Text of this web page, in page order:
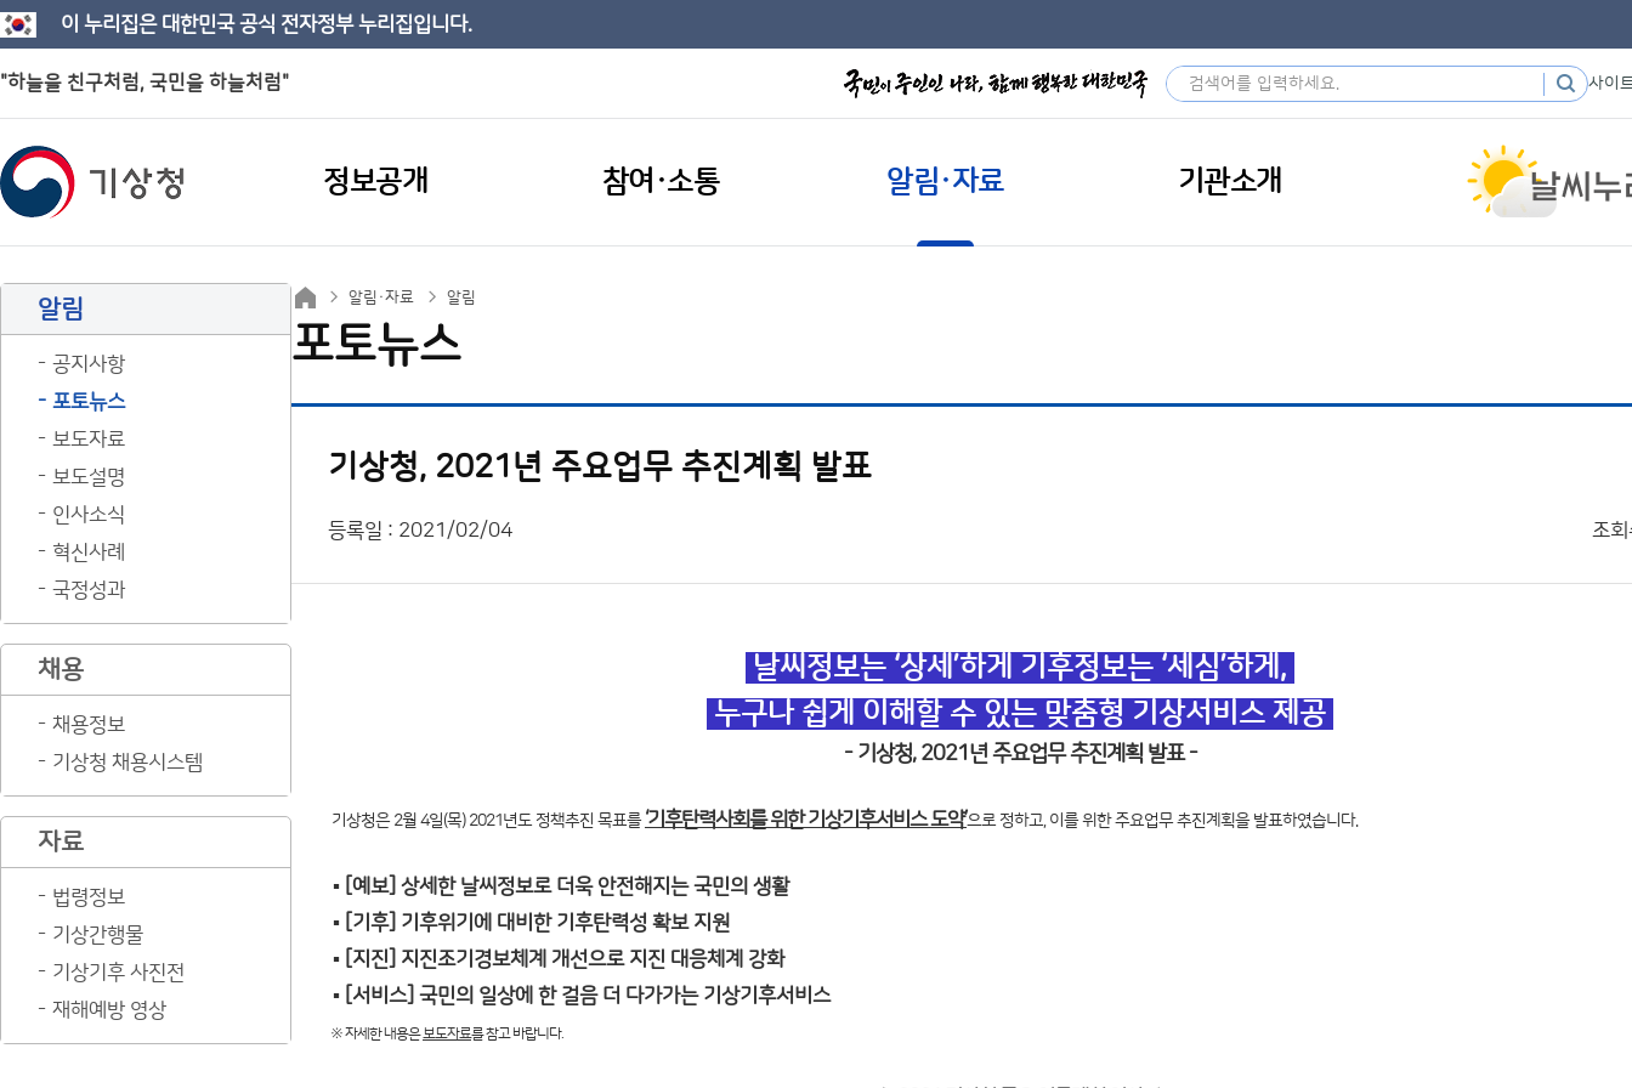
이 누리집은 대한민국 공식 전자정부 누리집입니다.
"하늘을 친구처럼, 국민을 하늘처럼" 사이
정보공개 참여·소통 알림·자료 기관소개
알림
공지사항
포토뉴스
보도자료
보도설명
인사소식
혁신사례
국정성과
채용
채용정보
기상청 채용시스템
자료
법령정보
기상간행물
기상기후 사진전
재해예방 영상
알림·자료 알림
포토뉴스
기상청, 2021년 주요업무 추진계획 발표
등록일 : 2021/02/04 조회
날씨정보는 ‘상세’하게 기후정보는 ‘세심’하게,
누구나 쉽게 이해할 수 있는 맞춤형 기상서비스 제공
- 기상청, 2021년 주요업무 추진계획 발표 -
기상청은 2월 4일(목) 2021년도 정책추진 목표를‘기후탄력사회를 위한 기상기후서비스 도약’으로 정하고, 이를 위한 주요업무 추진계획을 발표하였습니다.
▪ [예보] 상세한 날씨정보로 더욱 안전해지는 국민의 생활
▪
[기후] 기후위기에 대비한 기후탄력성 확보 지원
▪
[지진] 지진조기경보체계 개선으로 지진 대응체계 강화
▪
[서비스] 국민의 일상에 한 걸음 더 다가가는 기상기후서비스
※ 자세한 내용은보도자료를 참고 바랍니다.